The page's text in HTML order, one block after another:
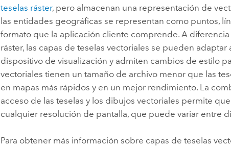
teselas ráster, pero almacenan una representación de
las entidades geográficas se representan como puntos,
formato que la aplicación cliente comprende. A diferencia
ráster, las capas de teselas vectoriales se pueden adaptar
dispositivo de visualización y admiten cambios de estilo
vectoriales tienen un tamaño de archivo menor que las
en mapas más rápidos y en un mejor rendimiento. La
acceso de las teselas y los dibujos vectoriales permite
cualquier resolución de pantalla, que puede variar entre
Para obtener más información sobre capas de teselas